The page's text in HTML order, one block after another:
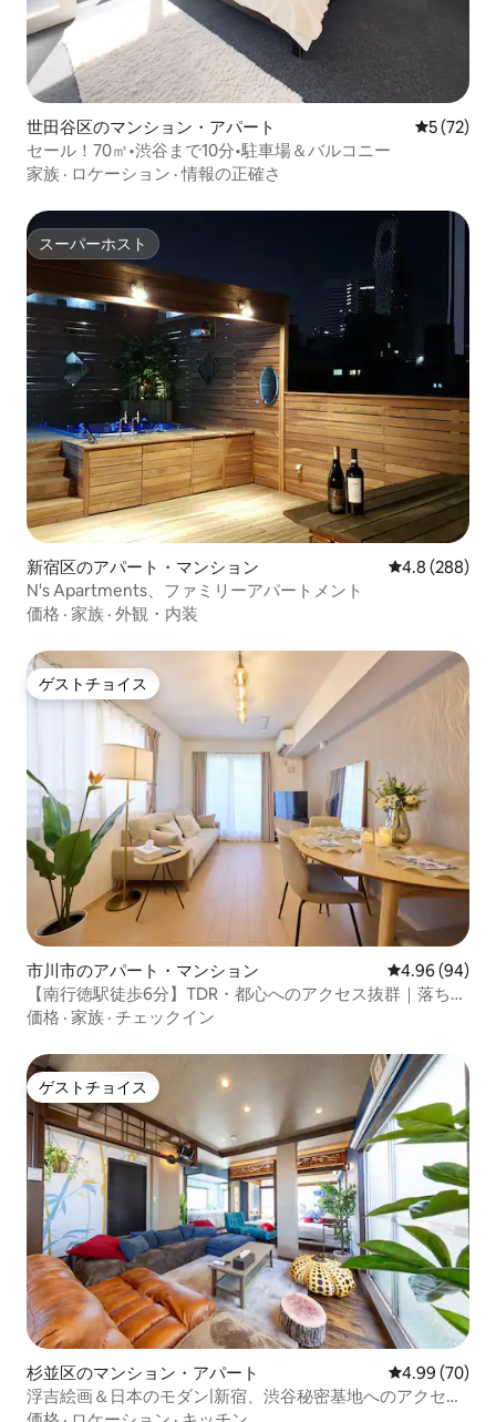
世田谷区のマンション・アパート レビュー
5 (72)
セール！70㎡•渋谷まで10分•駐車場＆バルコニー
家族 · ロケーション ·情報の正確さ
スーパーホスト
スーパーホスト
新宿区のアパート・マンション レビュー288
4.8 (288)
N's Apartments、ファミリーアパートメント
価格 · 家族 · 外観・内装
ゲストチョイス
ゲストチョイス
市川市のアパート・マンション レビュー94件
4.96 (94)
【南行徳駅徒歩6分】TDR・都心へのアクセス抜群｜落ち着
いた快適な空間、201号室｜50㎡・2K｜広々とした空間。
価格 · 家族 · チェックイン
ゲストチョイス
ゲストチョイス
杉並区のマンション・アパート レビュー70
4.99 (70)
浮吉絵画＆日本のモダン|新宿、渋谷秘密基地へのアクセス
が良い|ベッド4 55㎡